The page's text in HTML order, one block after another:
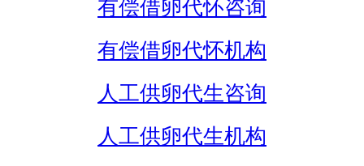
有偿借卵代怀咨询
有偿借卵代怀机构
人工供卵代生咨询
人工供卵代生机构